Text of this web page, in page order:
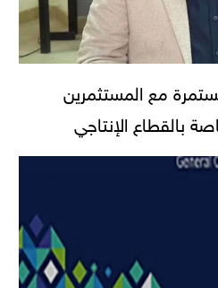
مع المستثمرين
بالقطاع الإنتاجي